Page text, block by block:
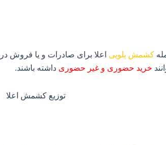
کشمش پلویی اعلا برای صادرات و یا فروش
خرید حضوری و غیر حضوری داشته باشند.